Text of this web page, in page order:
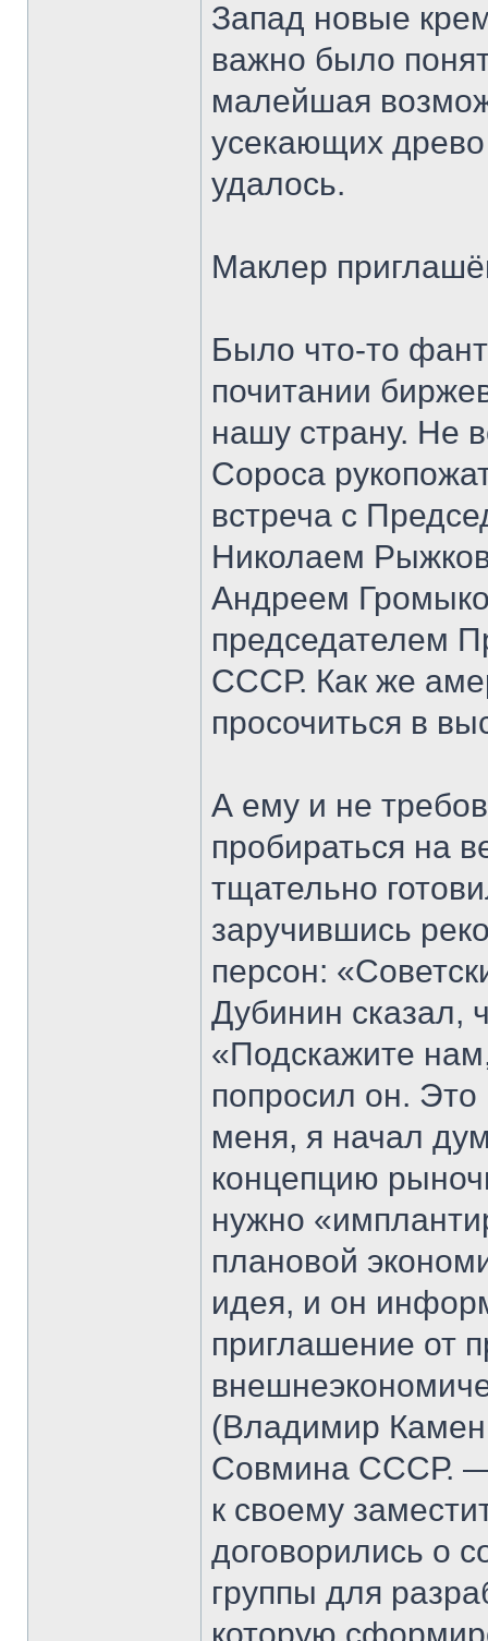
Запад новые
важно было
малейшая
усекающих древо
удалось.
Маклер
Было что-то
почитании
нашу страну. Не
Сороса
встреча с
Николаем
Андреем
председателем
СССР. Как же
просочиться в
А ему и не
пробираться на
тщательно
заручившись
персон:
Дубинин сказал,
«Подскажите
попросил он.
меня, я начал
концепцию
нужно
плановой
идея, и он
приглашение от
(Владимир
Совмина СССР. —
к своему
договорились о
группы для